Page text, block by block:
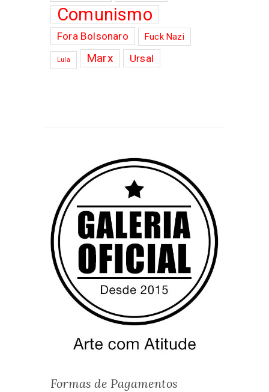
Comunismo
Fora Bolsonaro Fuck Nazi
Lula Marx Ursal
Formas de Pagamentos